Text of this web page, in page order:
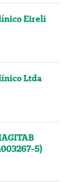
Eireli
Ltda
5)